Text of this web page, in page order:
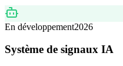
En développement2026
Système de signaux IA